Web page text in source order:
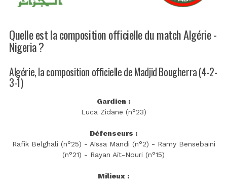
Quelle est la composition officielle du match Algérie -
Nigeria ?
Algérie, la composition officielle de Madjid Bougherra (4-2-
3-1)
Gardien :
Luca Zidane (n°23)
Défenseurs :
Rafik Belghali (n°25) - Aïssa Mandi (n°2) - Ramy Bensebaini
(n°21) - Rayan Aït-Nouri (n°15)
Milieux :